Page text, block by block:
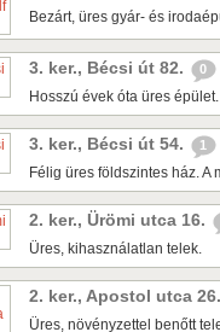
Bezárt, üres gyár- és
3. ker., Bécsi út 82. 0
Hosszú évek óta üres épület.
3. ker., Bécsi út 54. 1
Félig üres földszintes ház.
2. ker., Ürömi utca 16.
Üres, kihasználatlan telek.
2. ker., Apostol utca 26.
Üres, növényzettel benőtt